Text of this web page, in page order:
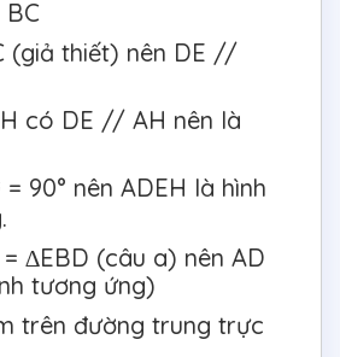
(giả thiết) nên DE //
có DE // AH nên là
= 90° nên ADEH là hình
∆EBD (câu a) nên AD
tương ứng)
trên đường trung trực